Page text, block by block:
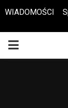
Otwórz pasek narzędzi
WIADOMOŚCI
PRIMARY